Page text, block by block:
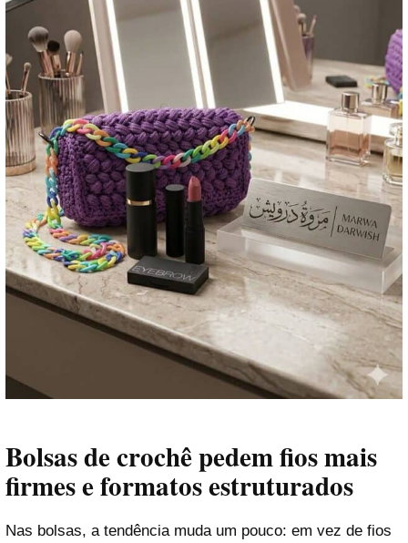
Bolsas de crochê pedem fios mais
firmes e formatos estruturados
Nas bolsas, a tendência muda um pouco: em vez de fios